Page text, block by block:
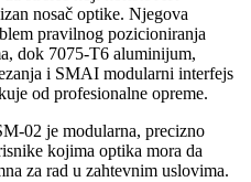
nosač optike. Njegova
pravilnog pozicioniranja
dok 7075-T6 aluminijum,
i SMAI modularni interfejs
od profesionalne opreme.
02 je modularna, precizno
kojima optika mora da
za rad u zahtevnim uslovima.